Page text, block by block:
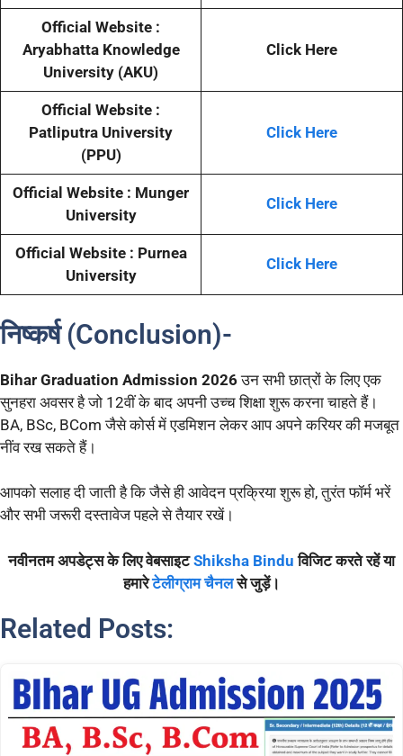
Official Website :
Aryabhatta Knowledge
University (AKU)
Click Here
Official Website :
Patliputra University
(PPU)
Click Here
Official Website : Munger
University
Click Here
Official Website : Purnea
University
Click Here
निष्कर्ष (Conclusion)-
Bihar Graduation Admission 2026उन सभी छात्रों के लिए एक
सुनहरा अवसर है जो 12वीं के बाद अपनी उच्च शिक्षा शुरू करना चाहते हैं।
BA, BSc, BCom जैसे कोर्स में एडमिशन लेकर आप अपने करियर की मजबूत
नींव रख सकते हैं।
आपको सलाह दी जाती है कि जैसे ही आवेदन प्रक्रिया शुरू हो, तुरंत फॉर्म भरें
और सभी जरूरी दस्तावेज पहले से तैयार रखें।
नवीनतम अपडेट्स के लिए वेबसाइटShiksha Bindu विजिट करते रहें या
हमारेटेलीग्राम चैनल से जुड़ें।
Related Posts: